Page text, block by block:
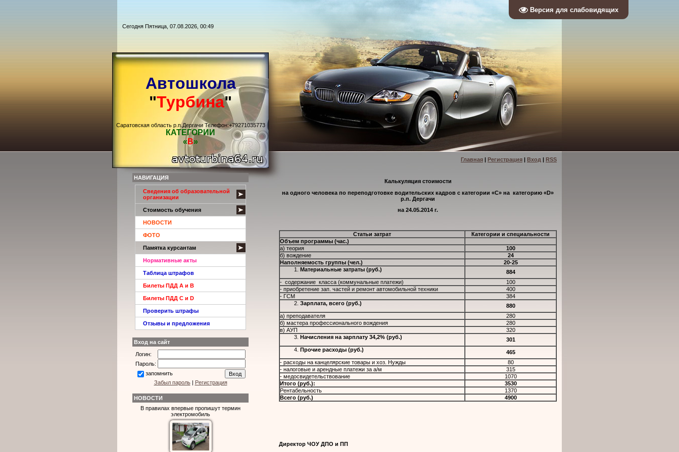
Версия для слабовидящих
Сегодня Пятница, 07.08.2026, 00:49
Автошкола
"Турбина"
Саратовская область р.п.Дергачи Телефон:+79271035773
КАТЕГОРИИ
«В»
Главная | Регистрация | Вход | RSS
НАВИГАЦИЯ
Сведения об образовательной
организации
Стоимость обучения
НОВОСТИ
ФОТО
Памятка курсантам
Нормативные акты
Таблица штрафов
Билеты ПДД A и B
Билеты ПДД C и D
Проверить штрафы
Отзывы и предложения
Вход на сайт
Логин:
Пароль:
запомнить
Забыл пароль| Регистрация
НОВОСТИ
В правилах впервые пропишут термин
электромобиль
Калькуляция стоимости
на одного человека по переподготовке водительских кадров с категории «С» на категорию «D»
р.п. Дергачи
на 24.05.2014 г.
Статьи затрат
Категории и специальности
Объем программы (час.)
а) теория
100
б) вождение
24
Наполняемость группы (чел.)
20-25
Материальные затраты (руб.)
884
- содержание класса (коммунальные платежи)
100
- приобретение зап. частей и ремонт автомобильной техники
400
- ГСМ
384
Зарплата, всего (руб.)
880
а) преподавателя
280
б) мастера профессионального вождения
280
в) АУП
320
Начисления на зарплату 34,2% (руб.)
301
Прочие расходы (руб.)
465
- расходы на канцелярские товары и хоз. Нужды
80
- налоговые и арендные платежи за а/м
315
- медосвидетельствование
1070
Итого (руб.):
3530
Рентабельность
1370
Всего (руб.)
4900
Директор ЧОУ ДПО и ПП